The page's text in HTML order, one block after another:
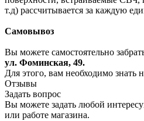
т.д) рассчитывается за каждую
Самовывоз
Вы можете самостоятельно
ул. Фоминская, 49.
Для этого, вам необходимо
Отзывы
Задать вопрос
Вы можете задать любой
или работе магазина.